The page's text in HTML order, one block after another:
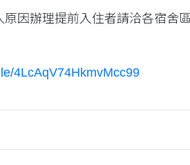
原因辦理提前入住者請洽各宿舍
4LcAqV74HkmvMcc99